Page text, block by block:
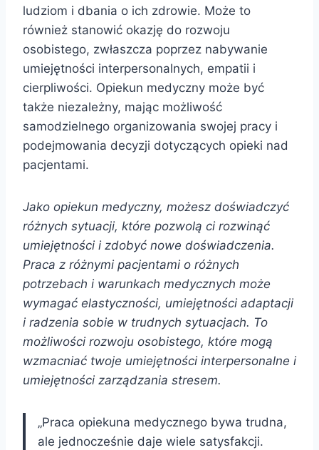
ludziom i dbania o ich zdrowie. Może to
również stanowić okazję do rozwoju
osobistego, zwłaszcza poprzez nabywanie
umiejętności interpersonalnych, empatii i
cierpliwości. Opiekun medyczny może być
także niezależny, mając możliwość
samodzielnego organizowania swojej pracy i
podejmowania decyzji dotyczących opieki nad
pacjentami.
Jako opiekun medyczny, możesz doświadczyć
różnych sytuacji, które pozwolą ci rozwinąć
umiejętności i zdobyć nowe doświadczenia.
Praca z różnymi pacjentami o różnych
potrzebach i warunkach medycznych może
wymagać elastyczności, umiejętności adaptacji
i radzenia sobie w trudnych sytuacjach. To
możliwości rozwoju osobistego, które mogą
wzmacniać twoje umiejętności interpersonalne i
umiejętności zarządzania stresem.
„Praca opiekuna medycznego bywa trudna,
ale jednocześnie daje wiele satysfakcji.